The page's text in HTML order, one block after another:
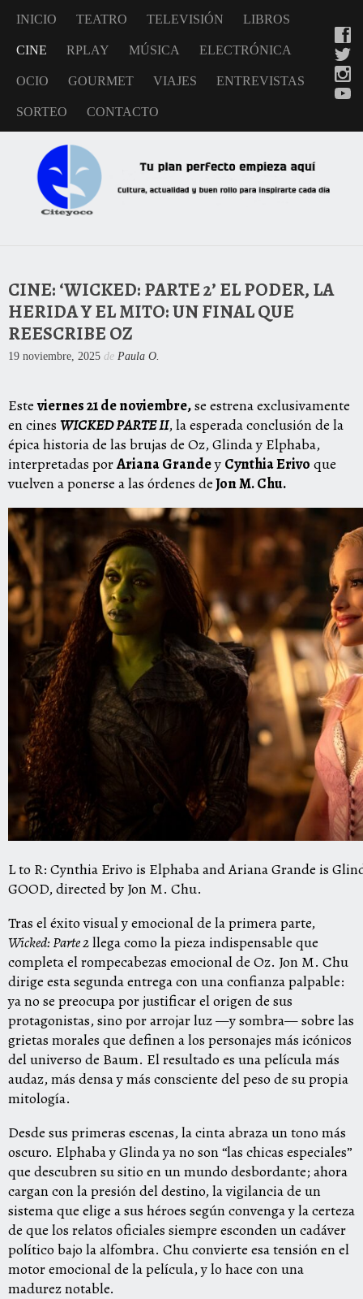
INICIO TEATRO TELEVISIÓN LIBROS
CINE RPLAY MÚSICA ELECTRÓNICA
OCIO GOURMET VIAJES ENTREVISTAS
SORTEO CONTACTO
CINE: ‘WICKED: PARTE 2’ EL PODER, LA
HERIDA Y EL MITO: UN FINAL QUE
REESCRIBE OZ
19 noviembre, 2025 de Paula O.
Este viernes 21 de noviembre,se estrena exclusivamente
en cines WICKEDPARTE II, la esperada conclusión de la
épica historia de las brujas de Oz, Glinda y Elphaba,
interpretadas porAriana Grandey Cynthia Erivo que
vuelven a ponerse a las órdenes deJon M. Chu.
L to R: Cynthia Erivo is Elphaba and Ariana Grande is
GOOD, directed by Jon M. Chu.
Tras el éxito visual y emocional de la primera parte,
Wicked: Parte 2llega como la pieza indispensable que
completa el rompecabezas emocional de Oz. Jon M. Chu
dirige esta segunda entrega con una confianza palpable:
ya no se preocupa por justificar el origen de sus
protagonistas, sino por arrojar luz —y sombra— sobre las
grietas morales que definen a los personajes más icónicos
del universo de Baum. El resultado es una película más
audaz, más densa y más consciente del peso de su propia
mitología.
Desde sus primeras escenas, la cinta abraza un tono más
oscuro. Elphaba y Glinda ya no son “las chicas especiales”
que descubren su sitio en un mundo desbordante; ahora
cargan con la presión del destino, la vigilancia de un
sistema que elige a sus héroes según convenga y la certeza
de que los relatos oficiales siempre esconden un cadáver
político bajo la alfombra. Chu convierte esa tensión en el
motor emocional de la película, y lo hace con una
madurez notable.